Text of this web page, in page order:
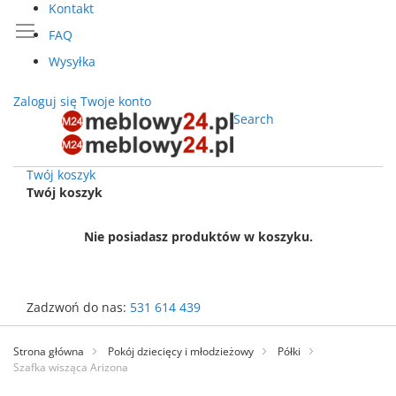
Kontakt
FAQ
Wysyłka
Zaloguj się Twoje konto
Search
Twój koszyk
Twój koszyk
Nie posiadasz produktów w koszyku.
Zadzwoń do nas: 531 614 439
Przejdź
treści
Strona główna Pokój dziecięcy i młodzieżowy
Półki
Szafka wisząca Arizona